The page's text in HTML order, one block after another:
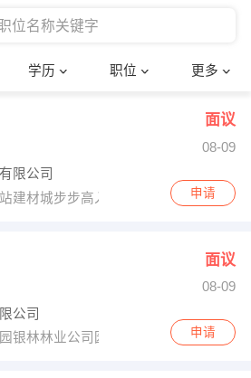
学历 职位 更多
技术员/工程师
确定
面议
08-09
限公司
建材城步步高入口50米艺可易装体验店
申请
面议
08-09
公司
银林林业公司园区内
申请